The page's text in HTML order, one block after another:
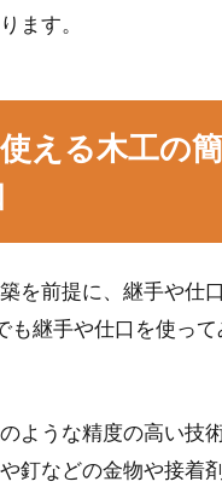
ます。
える木工の
を前提に、継手や仕
も継手や仕口を使っ
ような精度の高い技
釘などの金物や接着